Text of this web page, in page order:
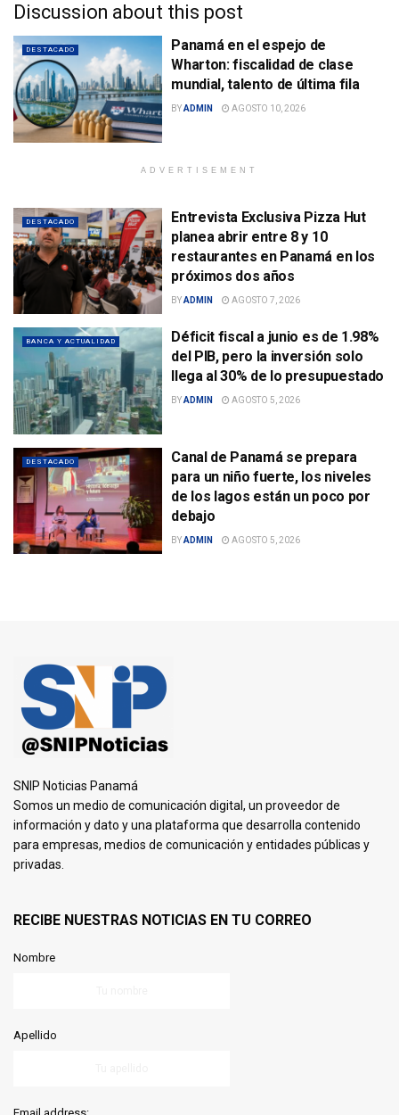
Discussion about this post
DESTACADO
Panamá en el espejo de
Wharton: fiscalidad de clase
mundial, talento de última fila
BYADMIN AGOSTO 10, 2026
ADVERTISEMENT
DESTACADO
Entrevista Exclusiva Pizza Hut
planea abrir entre 8 y 10
restaurantes en Panamá en los
próximos dos años
BYADMIN AGOSTO 7, 2026
BANCA Y ACTUALIDAD
Déficit fiscal a junio es de 1.98%
del PIB, pero la inversión solo
llega al 30% de lo presupuestado
BYADMIN AGOSTO 5, 2026
DESTACADO
Canal de Panamá se prepara
para un niño fuerte, los niveles
de los lagos están un poco por
debajo
BYADMIN AGOSTO 5, 2026
SNIP Noticias Panamá
Somos un medio de comunicación digital, un proveedor de
información y dato y una plataforma que desarrolla contenido
para empresas, medios de comunicación y entidades públicas y
privadas.
RECIBE NUESTRAS NOTICIAS EN TU CORREO
Nombre
Apellido